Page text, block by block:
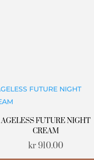
AGELESS FUTURE NIGHT
CREAM
kr910.00